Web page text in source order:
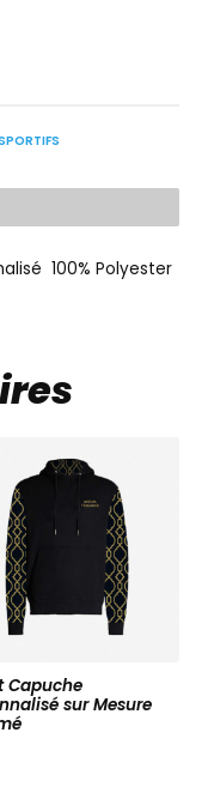
100% Polyester
Capuche
sur Mesure